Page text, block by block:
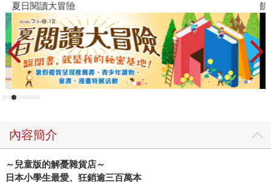
夏日閱讀大冒險 飢
內容簡介
～兒童版的解憂雜貨店～
日本小學生最愛、狂銷逾三百萬本